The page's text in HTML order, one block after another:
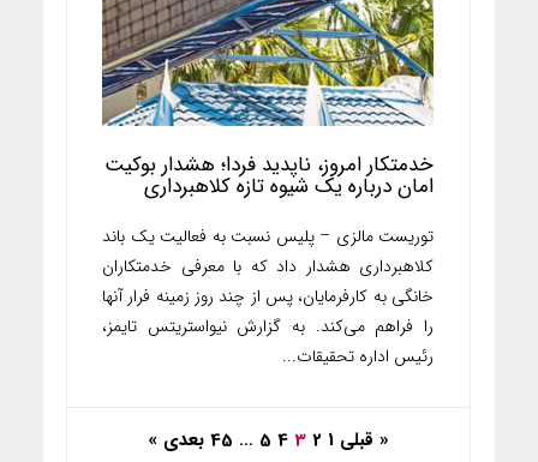
خدمتکار امروز، ناپدید فردا؛ هشدار بوکیت
امان درباره یک شیوه تازه کلاهبرداری
توریست مالزی – پلیس نسبت به فعالیت یک باند
کلاهبرداری هشدار داد که با معرفی خدمتکاران
خانگی به کارفرمایان، پس از چند روز زمینه فرار آنها
را فراهم می‌کند. به گزارش نیواستریتس تایمز،
رئیس اداره تحقیقات...
« قبلی 1
2
3
4
5
…
45 بعدی »